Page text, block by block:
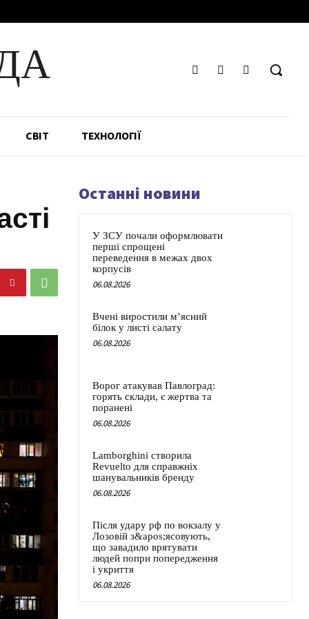
СВІТ ТЕХНОЛОГІЇ
Останні новини
У ЗСУ почали оформлювати
перші спрощені
переведення в межах двох
корпусів
06.08.2026
Вчені виростили м’ясний
білок у листі салату
06.08.2026
Ворог атакував Павлоград:
горять склади, є жертва та
поранені
06.08.2026
Lamborghini створила
Revuelto для справжніх
шанувальників бренду
06.08.2026
Після удару рф по вокзалу у
Лозовій з&apos;ясовують,
що завадило врятувати
людей попри попередження
і укриття
06.08.2026